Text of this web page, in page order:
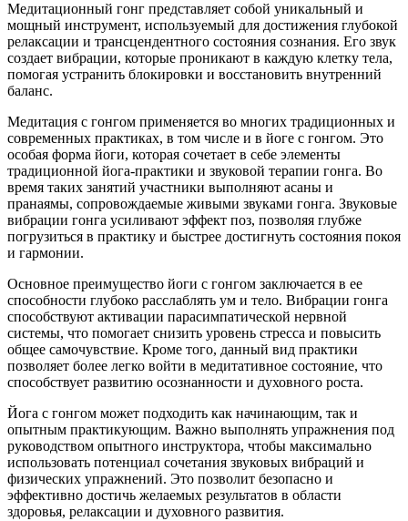
Медитационный гонг представляет собой уникальный и
мощный инструмент, используемый для достижения глубокой
релаксации и трансцендентного состояния сознания. Его звук
создает вибрации, которые проникают в каждую клетку тела,
помогая устранить блокировки и восстановить внутренний
баланс.
Медитация с гонгом применяется во многих традиционных и
современных практиках, в том числе и в йоге с гонгом. Это
особая форма йоги, которая сочетает в себе элементы
традиционной йога-практики и звуковой терапии гонга. Во
время таких занятий участники выполняют асаны и
пранаямы, сопровождаемые живыми звуками гонга. Звуковые
вибрации гонга усиливают эффект поз, позволяя глубже
погрузиться в практику и быстрее достигнуть состояния покоя
и гармонии.
Основное преимущество йоги с гонгом заключается в ее
способности глубоко расслаблять ум и тело. Вибрации гонга
способствуют активации парасимпатической нервной
системы, что помогает снизить уровень стресса и повысить
общее самочувствие. Кроме того, данный вид практики
позволяет более легко войти в медитативное состояние, что
способствует развитию осознанности и духовного роста.
Йога с гонгом может подходить как начинающим, так и
опытным практикующим. Важно выполнять упражнения под
руководством опытного инструктора, чтобы максимально
использовать потенциал сочетания звуковых вибраций и
физических упражнений. Это позволит безопасно и
эффективно достичь желаемых результатов в области
здоровья, релаксации и духовного развития.